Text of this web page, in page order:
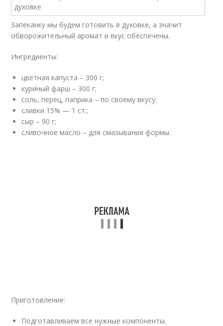
Запеканку мы будем готовить в духовке, а значит
обворожительный аромат и вкус обеспечены.
Ингредиенты:
цветная капуста – 300 г;
куриный фарш – 300 г;
соль, перец, паприка – по своему вкусу;
сливки 15% — 1 ст.;
сыр – 90 г;
сливочное масло – для смазывания формы.
Приготовление:
Подготавливаем все нужные компоненты.